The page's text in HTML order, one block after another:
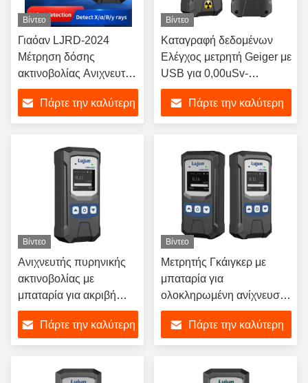
Βίντεο
Γιαόαν LJRD-2024
Μέτρηση δόσης
ακτινοβολίας Ανιχνευτής
πυρηνικής ακτινοβολίας
Ηλεκτρομαγνητική
ακτινοβολία Γάμα και
Πάρτε την καλύτερη
Βίντεο
Καταγραφή δεδομένων
Ελέγχος μετρητή Geiger με
USB για 0,00uSv-
500,0mSv
Πάρτε την καλύτερη
Βίντεο
Ανιχνευτής πυρηνικής
ακτινοβολίας με
μπαταρία για ακριβή
μέτρηση ακτίνων γάμμα
και βήταΠάρτε την καλύτερη
Βίντεο
Μετρητής Γκάιγκερ με
μπαταρία για
ολοκληρωμένη ανίχνευση
ακτινοβολίας
Πάρτε την καλύτερη